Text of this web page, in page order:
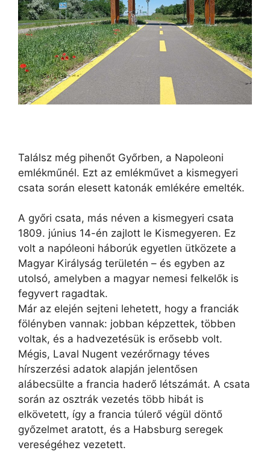
Találsz még pihenőt Győrben, a Napoleoni
emlékműnél. Ezt az emlékművet a kismegyeri
csata során elesett katonák emlékére emelték.
A győri csata, más néven a kismegyeri csata
1809. június 14-én zajlott le Kismegyeren. Ez
volt a napóleoni háborúk egyetlen ütközete a
Magyar Királyság területén – és egyben az
utolsó, amelyben a magyar nemesi felkelők is
fegyvert ragadtak.
Már az elején sejteni lehetett, hogy a franciák
fölényben vannak: jobban képzettek, többen
voltak, és a hadvezetésük is erősebb volt.
Mégis, Laval Nugent vezérőrnagy téves
hírszerzési adatok alapján jelentősen
alábecsülte a francia haderő létszámát. A csata
során az osztrák vezetés több hibát is
elkövetett, így a francia túlerő végül döntő
győzelmet aratott, és a Habsburg seregek
vereségéhez vezetett.